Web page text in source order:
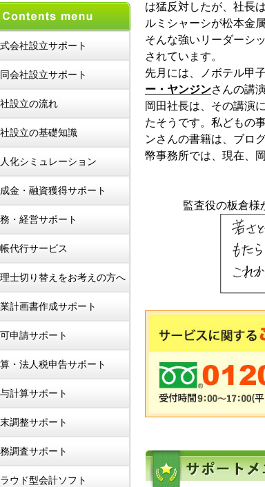
は猛反対したが、社長
ルミシャーシが松本金
そんな強いリーダーシ
されています。
先月には、ノボテル甲
ー・ヤンジンさんの講
岡田社長は、その講演
たそうです。私どもの
ンさんの書籍は、ブロ
幣事務所では、現在、
監査役の板倉
会社設立サポート
会社設立サポート
設立の流れ
設立の基礎知識
化シミュレーション
金・融資獲得サポート
・経営サポート
代行サービス
士切り替えをお考えの方へ
計画書作成サポート
申請サポート
・法人税申告サポート
計算サポート
調整サポート
調査サポート
ウド型会計ソフト